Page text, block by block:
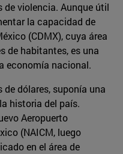
violencia. Aunque útil
la capacidad de
(CDMX), cuya área
de habitantes, es una
economía nacional.
de dólares, suponía una
historia del país.
Aeropuerto
(NAICM, luego
en el área de